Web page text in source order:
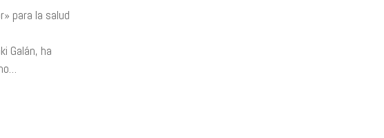
para la salud
Galán, ha